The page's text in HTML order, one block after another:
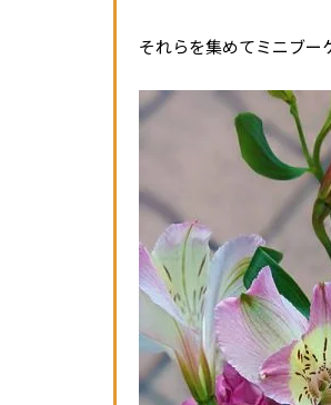
それらを集めてミニブー